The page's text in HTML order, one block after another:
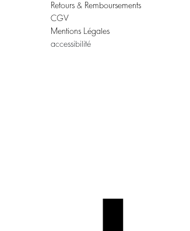
Retours & Remboursements
CGV
Mentions Légales
accessibilité